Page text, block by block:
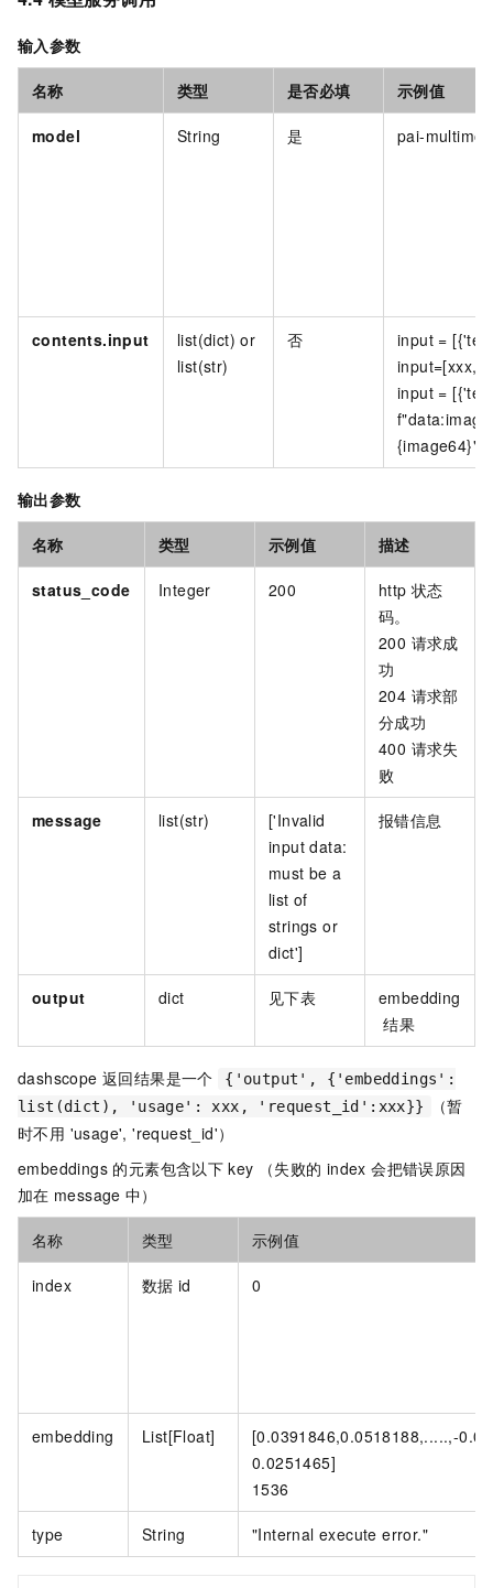
输入参数
名称 类型 是否必填 示例值
model String 是 pai-
contents.input
list(dict) or
list(str)
否
input =
input =
{image64}"}]
输出参数
名称 类型 示例值 描述
status_code Integer 200 http 状态
码。
200 请求成
功
204 请求部
分成功
400 请求失
败
message list(str)
['Invalid
input data:
must be a
list of
strings or
dict']
报错信息
output dict 见下表
embedding
结果
dashscope 返回结果是一个
{'output', {'embeddings':
list(dict), 'usage': xxx, 'request_id':xxx}}
（暂
时不用 'usage', 'request_id'）
embeddings 的元素包含以下 key （失败的 index 会把错误原因
加在 message 中）
名称 类型 示例值
index 数据 id 0
embedding List[Float]
[0.0391846,0.0518188,.....,-
0.0251465]
1536
type String "Internal execute error."